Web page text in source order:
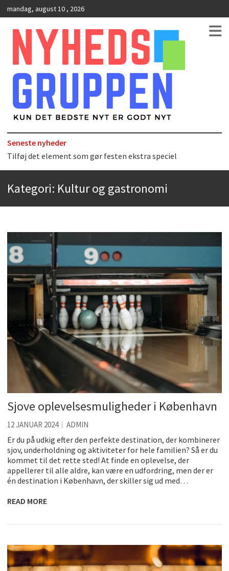
mandag, august 10 , 2026
NyhedsGruppen
Kun det bedste nyt er godt nyt
Seneste nyheder
Det uundværlige køkkenredskab
Hvor finder man selskabslokaler i København?
Kølig hvidvin på en varm sommerdag
Få baren hjem til dig
Det er blevet nemmere at spise sund mad ude
De fem bedste brunchsteder på Sjælland
Sjove oplevelsesmuligheder i København
Tilføj det element som gør festen ekstra speciel
Kategori: Kultur og gastronomi
Sjove oplevelsesmuligheder i København
12 JANUAR 2024 ADMIN
Er du på udkig efter den perfekte destination, der kombinerer
sjov, underholdning og aktiviteter for hele familien? Så er du
kommet til det rette sted! At finde en oplevelse, der
appellerer til alle aldre, kan være en udfordring, men der er
én destination i København, der skiller sig ud med…
READ MORE